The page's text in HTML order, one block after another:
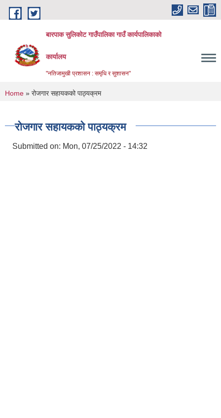
Skip to main content
बारपाक सुलिकोट गाउँपालिका गाउँ कार्यपालिकाको
कार्यालय
"नतिजामुखी प्रशासन : समृधि र सुशासन"
You are here
Home » रोजगार सहायकको पाठ्यक्रम
रोजगार सहायकको पाठ्यक्रम
Submitted on: Mon, 07/25/2022 - 14:32